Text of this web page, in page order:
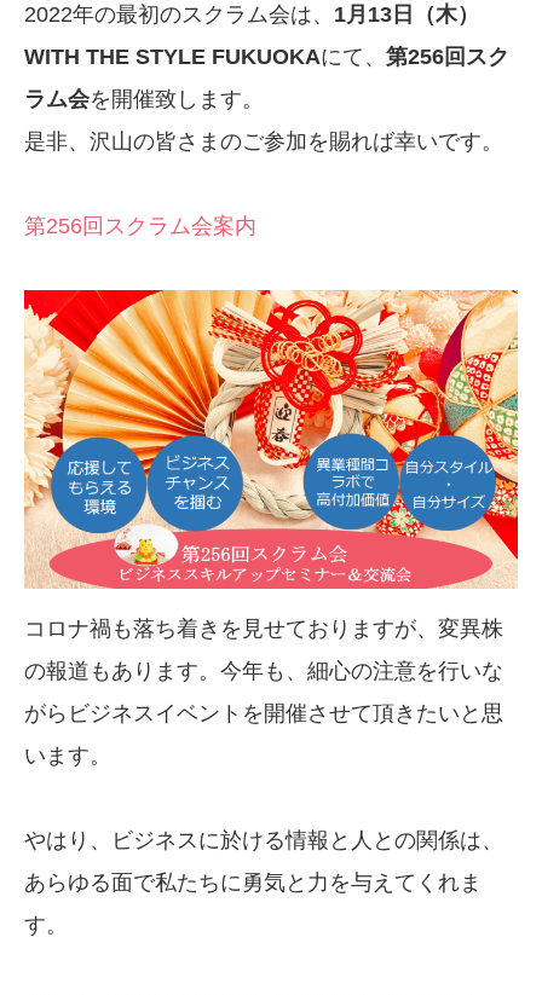
2022年の最初のスクラム会は、 1月13日（木）
WITH THE STYLE FUKUOKAにて、 第256回スク
ラム会を開催致します。
是非、沢山の皆さまのご参加を賜れば幸いです。
第256回スクラム会案内
コロナ禍も落ち着きを見せておりますが、変異株
の報道もあります。今年も、細心の注意を行いな
がらビジネスイベントを開催させて頂きたいと思
います。
やはり、ビジネスに於ける情報と人との関係は、
あらゆる面で私たちに勇気と力を与えてくれま
す。